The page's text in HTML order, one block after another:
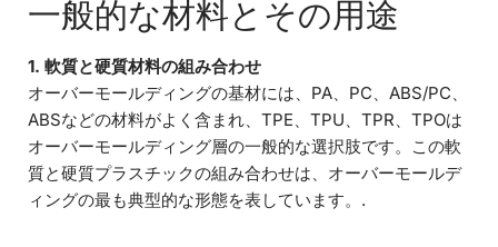
一般的な材料とその用途
1. 軟質と硬質材料の組み合わせ
オーバーモールディングの基材には、PA、PC、ABS/PC、
ABSなどの材料がよく含まれ、TPE、TPU、TPR、TPOは
オーバーモールディング層の一般的な選択肢です。この軟
質と硬質プラスチックの組み合わせは、オーバーモールデ
ィングの最も典型的な形態を表しています。.